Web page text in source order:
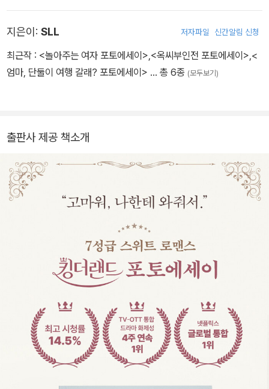
지은이: SLL 저자파일 신간알림 신청
최근작 : <놀아주는 여자 포토에세이> <옥씨부인전 포토에세이> <
엄마, 단둘이 여행 갈래? 포토에세이> … 총 6종 (모두보기)
출판사 제공 책소개